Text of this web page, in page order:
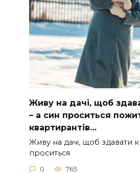
Живу на дачі, щоб
– а син проситься
квартирантів…
Живу на дачі, щоб здавати
проситься
0 765